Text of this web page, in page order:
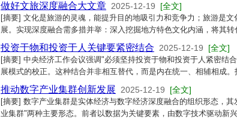
做好文旅深度融合大文章 2025-12-19 [全文]
[摘要] 文化是旅游的灵魂，能提升目的地吸引力和竞争力；旅游是
展。实现深度融合需多措并举：深入挖掘地方特色文化内涵，将其
投资于物和投资于人关键要紧密结合 2025-12-19 [全文]
[摘要] 中央经济工作会议强调"必须坚持投资于物和投资于人紧密结
展模式的校正。这种结合并非相互替代，而是内在统一、相辅相成
推动数字产业集群创新发展 2025-12-19 [全文]
[摘要] 数字产业集群是实体经济与数字经济深度融合的组织形态，
业集群"两种主要形态。前者以数据为关键要素，由数字技术驱动新